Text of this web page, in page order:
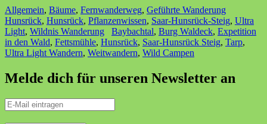
Allgemein, Bäume, Fernwanderweg, Geführte Wanderung
Hunsrück, Hunsrück, Pflanzenwissen, Saar-Hunsrück-Steig, Ultra
Light, Wildnis Wanderung Baybachtal, Burg Waldeck, Expetition
in den Wald, Fettsmühle, Hunsrück, Saar-Hunsrück Steig, Tarp,
Ultra Light Wandern, Weitwandern, Wild Campen
Melde dich für unseren Newsletter an